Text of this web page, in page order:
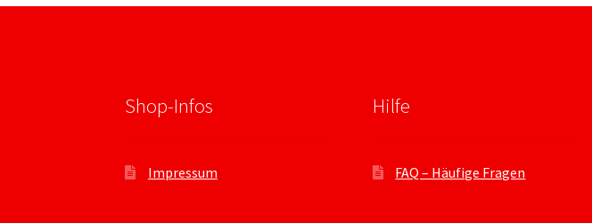
Shop-Infos
Impressum
Hilfe
FAQ – Häufige Fragen